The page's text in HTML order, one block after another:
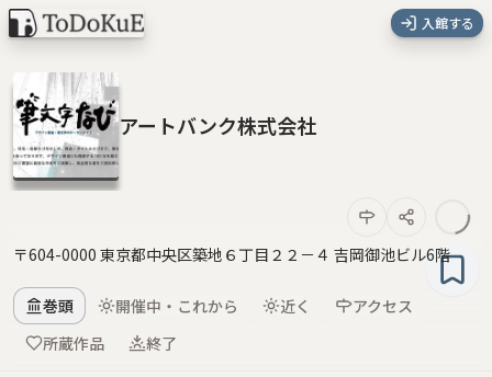
入館する
アートバンク株式会社
〒604-0000 東京都中央区築地６丁目２２－４ 吉岡御池ビル6階
巻頭 開催中・これから 近く
アクセス
所蔵作品
終了